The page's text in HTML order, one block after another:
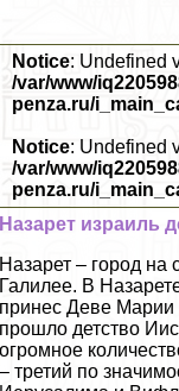
Notice: Undefined
/var/www/
penza.ru/
Notice: Undefined
/var/www/
penza.ru/
Назарет израиль
Назарет – город на
Галилее. В
принес Деве Марии
прошло детство
огромное
– третий по